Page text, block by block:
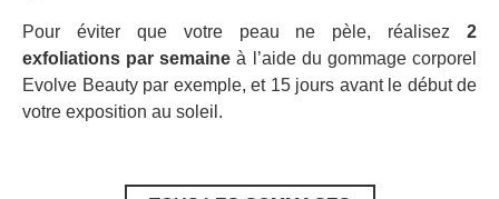
Pour éviter que votre peau ne pèle, réalisez 2
exfoliations par semaine à l’aide du gommage corporel
Evolve Beauty par exemple, et 15 jours avant le début de
votre exposition au soleil.